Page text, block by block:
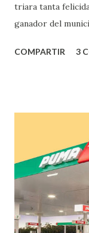
triara tanta
ganador del
obtuvo un premio
ganador fue
Urbanización Las
¡Enhorabuena
COMPARTIR 3